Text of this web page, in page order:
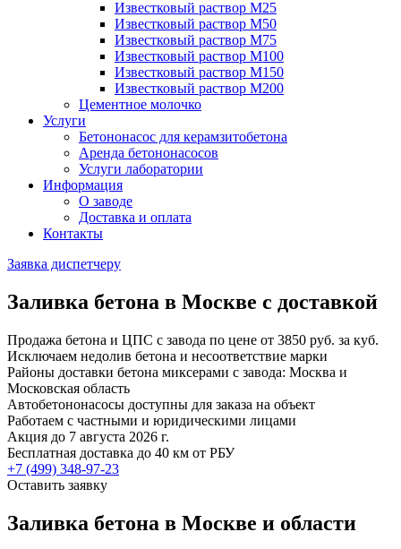
Известковый раствор М25
Известковый раствор М50
Известковый раствор М75
Известковый раствор М100
Известковый раствор М150
Известковый раствор М200
Цементное молочко
Услуги
Бетононасос для керамзитобетона
Аренда бетононасосов
Услуги лаборатории
Информация
О заводе
Доставка и оплата
Контакты
Заявка диспетчеру
Заливка бетона в Москве с доставкой
Продажа бетона и ЦПС с завода по цене от 3850 руб. за куб.
Исключаем недолив бетона и несоответствие марки
Районы доставки бетона миксерами с завода: Москва и
Московская область
Автобетононасосы доступны для заказа на объект
Работаем с частными и юридическими лицами
Акция до 7 августа 2026 г.
Бесплатная доставка до 40 км от РБУ
+7 (499) 348-97-23
Оставить заявку
Заливка бетона в Москве и области